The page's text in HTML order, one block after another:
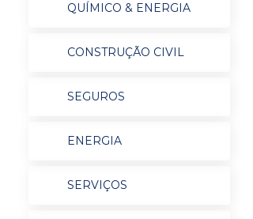
QUÍMICO & ENERGIA
CONSTRUÇÃO CIVIL
SEGUROS
ENERGIA
SERVIÇOS